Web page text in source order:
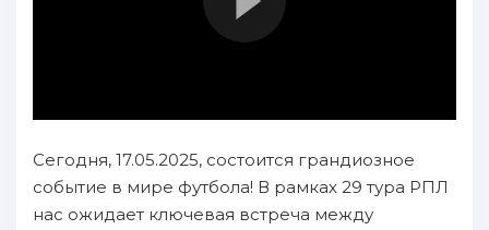
Сегодня, 17.05.2025, состоится грандиозное
событие в мире футбола! В рамках 29 тура РПЛ
нас ожидает ключевая встреча между